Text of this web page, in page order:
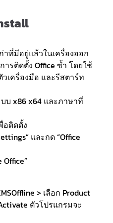
าที่มีอยู่แล้วในเครื่องออก
ารติดตั้ง Office ซ้ำ โดยใช้
วเครื่องมือ และรีสตาร์ท
บบ x86 x64 และภาษาที่
อติดตั้ง
และกด “Office
> เลือก Product
ตัวโปรแกรมจะ